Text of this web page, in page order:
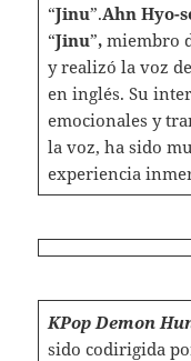
“Jinu”.Ahn Hyo-
“Jinu”,miembro
y realizó la voz
en inglés. Su
emocionales y
la voz, ha sido
experiencia
KPop Demon
sido codirigida